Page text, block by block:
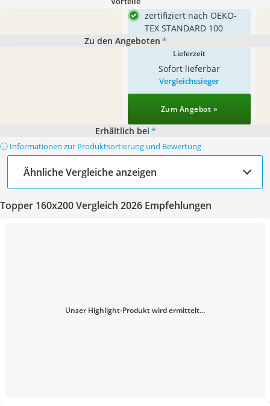
zertifiziert nach OEKO-
TEX STANDARD 100
Zu den Angeboten *
Lieferzeit
Sofort lieferbar
Vergleichssieger
Zum Angebot »
Erhältlich bei *
ⓘ Informationen zur Produktsortierung und Bewertung
Ähnliche Vergleiche anzeigen
Topper 160x200 Vergleich 2026 Empfehlungen
Unser Highlight-Produkt wird ermittelt...